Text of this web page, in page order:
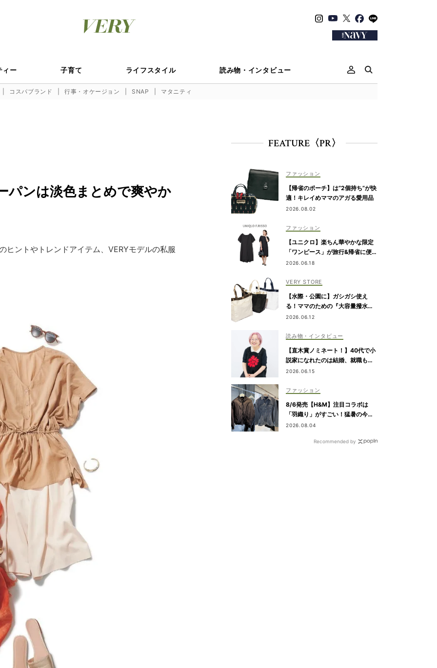
ィー 子育て ライフスタイル 読み物・インタビュー
コスパブランド 行事・オケージョン SNAP マタニティ
パンは淡色まとめで爽やか
ヒントやトレンドアイテム、VERYモデルの私服
FEATURE〈PR〉
ファッション
【帰省のポーチ】は“2個持ち”が快
適！キレイめママのアガる愛用品
2026.08.02
ファッション
【ユニクロ】楽ちん華やかな限定
「ワンピース」が旅行&帰省に便
利！6/19発売
2026.06.18
VERY STORE
【水際・公園に】ガシガシ使え
る！ママのための『大容量撥水ト
ート』
2026.06.12
読み物・インタビュー
【直木賞ノミネート！】40代で小
説家になれたのは結婚、就職も予
定通りにいかなかったから｜朝倉
2026.06.15
ファッション
8/6発売【H&M】注目コラボは
「羽織り」がすごい！猛暑の今か
ら狙うべき完売必至アイテム
2026.08.04
Recommended by